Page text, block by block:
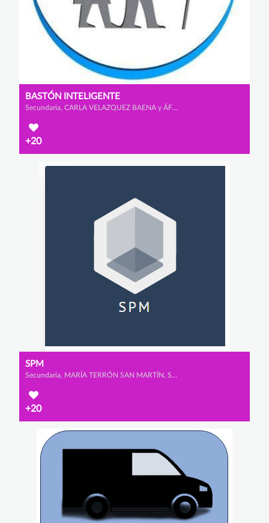
BASTÓN INTELIGENTE
Secundaria, CARLA VELAZQUEZ BAENA y ÁFRICA MORALES VISCASILLAS
+20
SPM
Secundaria, MARÍA TERRÓN SAN MARTÍN, SARA SAAD MARTÍN y PATRICIA RUIZ DEL PORTAL RODRÍGUEZ
+20